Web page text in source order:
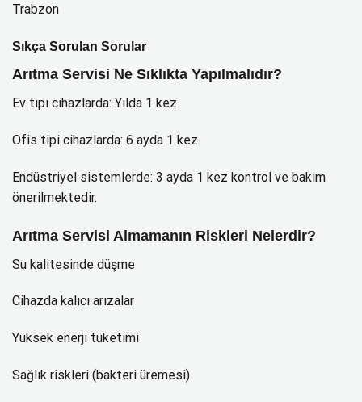
Trabzon
Sıkça Sorulan Sorular
Arıtma Servisi Ne Sıklıkta Yapılmalıdır?
Ev tipi cihazlarda: Yılda 1 kez
Ofis tipi cihazlarda: 6 ayda 1 kez
Endüstriyel sistemlerde: 3 ayda 1 kez kontrol ve bakım
önerilmektedir.
Arıtma Servisi Almamanın Riskleri Nelerdir?
Su kalitesinde düşme
Cihazda kalıcı arızalar
Yüksek enerji tüketimi
Sağlık riskleri (bakteri üremesi)